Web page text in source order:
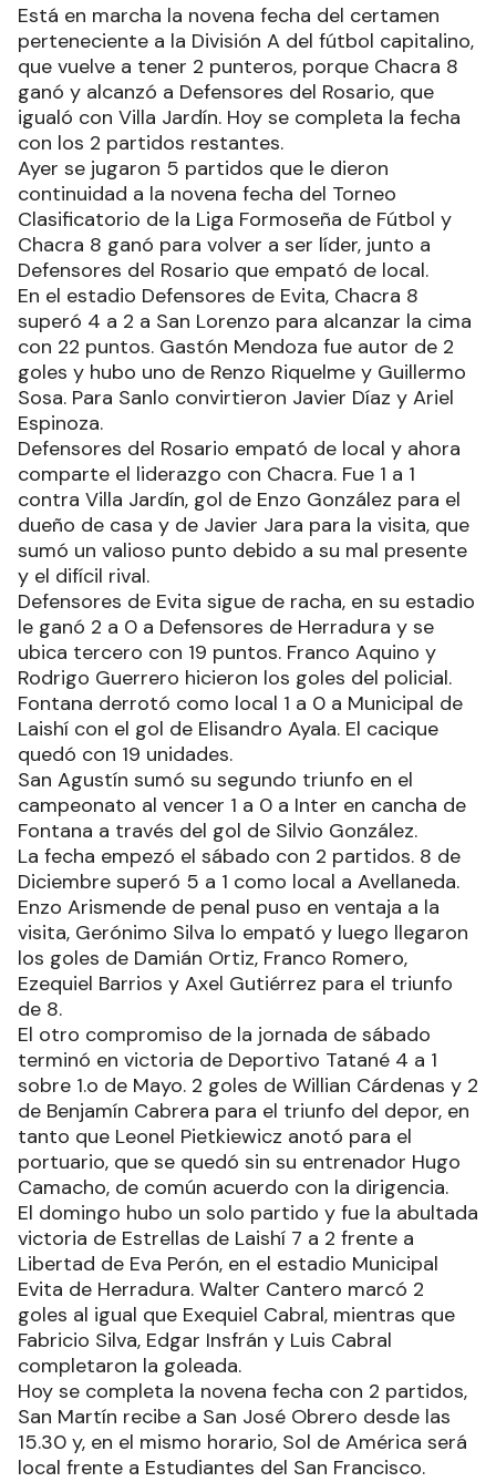
Está en marcha la novena fecha del certamen
perteneciente a la División A del fútbol capitalino,
que vuelve a tener 2 punteros, porque Chacra 8
ganó y alcanzó a Defensores del Rosario, que
igualó con Villa Jardín. Hoy se completa la fecha
con los 2 partidos restantes.
Ayer se jugaron 5 partidos que le dieron
continuidad a la novena fecha del Torneo
Clasificatorio de la Liga Formoseña de Fútbol y
Chacra 8 ganó para volver a ser líder, junto a
Defensores del Rosario que empató de local.
En el estadio Defensores de Evita, Chacra 8
superó 4 a 2 a San Lorenzo para alcanzar la cima
con 22 puntos. Gastón Mendoza fue autor de 2
goles y hubo uno de Renzo Riquelme y Guillermo
Sosa. Para Sanlo convirtieron Javier Díaz y Ariel
Espinoza.
Defensores del Rosario empató de local y ahora
comparte el liderazgo con Chacra. Fue 1 a 1
contra Villa Jardín, gol de Enzo González para el
dueño de casa y de Javier Jara para la visita, que
sumó un valioso punto debido a su mal presente
y el difícil rival.
Defensores de Evita sigue de racha, en su estadio
le ganó 2 a 0 a Defensores de Herradura y se
ubica tercero con 19 puntos. Franco Aquino y
Rodrigo Guerrero hicieron los goles del policial.
Fontana derrotó como local 1 a 0 a Municipal de
Laishí con el gol de Elisandro Ayala. El cacique
quedó con 19 unidades.
San Agustín sumó su segundo triunfo en el
campeonato al vencer 1 a 0 a Inter en cancha de
Fontana a través del gol de Silvio González.
La fecha empezó el sábado con 2 partidos. 8 de
Diciembre superó 5 a 1 como local a Avellaneda.
Enzo Arismende de penal puso en ventaja a la
visita, Gerónimo Silva lo empató y luego llegaron
los goles de Damián Ortiz, Franco Romero,
Ezequiel Barrios y Axel Gutiérrez para el triunfo
de 8.
El otro compromiso de la jornada de sábado
terminó en victoria de Deportivo Tatané 4 a 1
sobre 1.o de Mayo. 2 goles de Willian Cárdenas y 2
de Benjamín Cabrera para el triunfo del depor, en
tanto que Leonel Pietkiewicz anotó para el
portuario, que se quedó sin su entrenador Hugo
Camacho, de común acuerdo con la dirigencia.
El domingo hubo un solo partido y fue la abultada
victoria de Estrellas de Laishí 7 a 2 frente a
Libertad de Eva Perón, en el estadio Municipal
Evita de Herradura. Walter Cantero marcó 2
goles al igual que Exequiel Cabral, mientras que
Fabricio Silva, Edgar Insfrán y Luis Cabral
completaron la goleada.
Hoy se completa la novena fecha con 2 partidos,
San Martín recibe a San José Obrero desde las
15.30 y, en el mismo horario, Sol de América será
local frente a Estudiantes del San Francisco.